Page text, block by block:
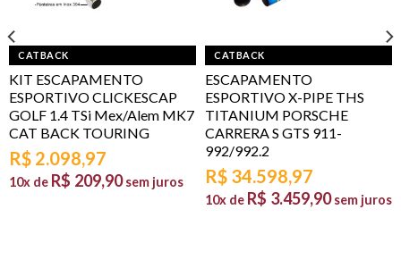
CATBACK
KIT ESCAPAMENTO
ESPORTIVO CLICKESCAP
GOLF 1.4 TSi Mex/Alem MK7
CAT BACK TOURING
R$ 2.098,97
10x de R$ 209,90 sem juros
CATBACK
ESCAPAMENTO
ESPORTIVO X-PIPE THS
TITANIUM PORSCHE
CARRERA S GTS 911-
992/992.2
R$ 34.598,97
10x de R$ 3.459,90 sem juros